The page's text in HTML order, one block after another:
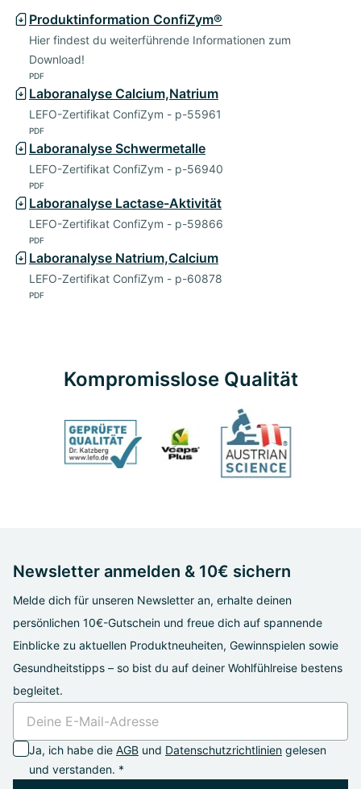
Produktinformation ConfiZym®
Hier findest du weiterführende Informationen zum
Download!
PDF
Laboranalyse Calcium,Natrium
LEFO-Zertifikat ConfiZym - p-55961
PDF
Laboranalyse Schwermetalle
LEFO-Zertifikat ConfiZym - p-56940
PDF
Laboranalyse Lactase-Aktivität
LEFO-Zertifikat ConfiZym - p-59866
PDF
Laboranalyse Natrium,Calcium
LEFO-Zertifikat ConfiZym - p-60878
PDF
Kompromisslose Qualität
Newsletter anmelden & 10€ sichern
Melde dich für unseren Newsletter an, erhalte deinen
persönlichen 10€-Gutschein und freue dich auf spannende
Einblicke zu aktuellen Produktneuheiten, Gewinnspielen sowie
Gesundheitstipps – so bist du auf deiner Wohlfühlreise bestens
begleitet.
Ja, ich habe die AGB und Datenschutzrichtlinien gelesen
und verstanden. *